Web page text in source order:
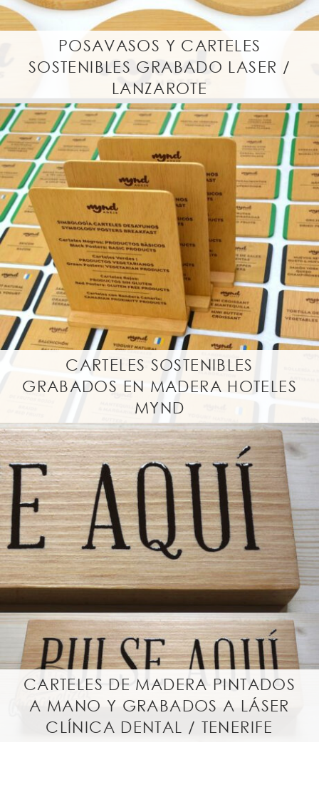
r
a
POSAVASOS Y CARTELES
SOSTENIBLES GRABADO LASER /
LANZAROTE
CARTELES SOSTENIBLES
GRABADOS EN MADERA HOTELES
MYND
CARTELES DE MADERA PINTADOS
A MANO Y GRABADOS A LÁSER
CLÍNICA DENTAL / TENERIFE